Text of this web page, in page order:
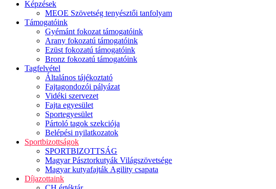
Képzések
MEOE Szövetség tenyésztői tanfolyam
Támogatóink
Gyémánt fokozat támogatóink
Arany fokozatú támogatóink
Ezüst fokozatú támogatóink
Bronz fokozatú támogatóink
Tagfelvétel
Általános tájékoztató
Fajtagondozói pályázat
Vidéki szervezet
Fajta egyesület
Sportegyesület
Pártoló tagok szekciója
Belépési nyilatkozatok
Sportbizottságok
SPORTBIZOTTSÁG
Magyar Pásztorkutyák Világszövetsége
Magyar kutyafajták Agility csapata
Díjazottaink